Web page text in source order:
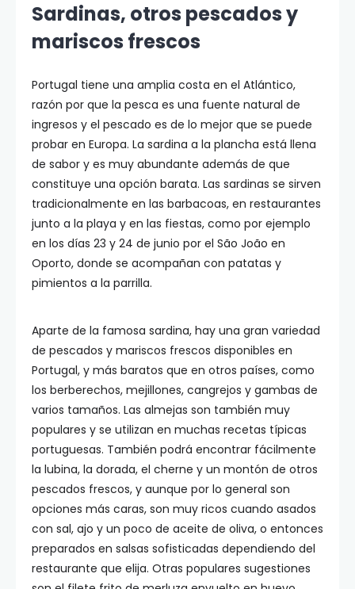
Sardinas, otros pescados y
mariscos frescos
Portugal tiene una amplia costa en el Atlántico,
razón por que la pesca es una fuente natural de
ingresos y el pescado es de lo mejor que se puede
probar en Europa. La sardina a la plancha está llena
de sabor y es muy abundante además de que
constituye una opción barata. Las sardinas se sirven
tradicionalmente en las barbacoas, en restaurantes
junto a la playa y en las fiestas, como por ejemplo
en los días 23 y 24 de junio por el São João en
Oporto, donde se acompañan con patatas y
pimientos a la parrilla.
Aparte de la famosa sardina, hay una gran variedad
de pescados y mariscos frescos disponibles en
Portugal, y más baratos que en otros países, como
los berberechos, mejillones, cangrejos y gambas de
varios tamaños. Las almejas son también muy
populares y se utilizan en muchas recetas típicas
portuguesas. También podrá encontrar fácilmente
la lubina, la dorada, el cherne y un montón de otros
pescados frescos, y aunque por lo general son
opciones más caras, son muy ricos cuando asados
con sal, ajo y un poco de aceite de oliva, o entonces
preparados en salsas sofisticadas dependiendo del
restaurante que elija. Otras populares sugestiones